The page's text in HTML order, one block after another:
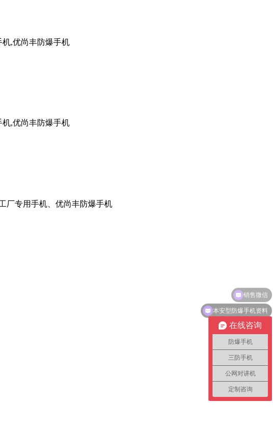
,优尚丰防爆手机
,优尚丰防爆手机
厂专用手机、优尚丰防爆手机
在线咨询
防爆手机
三防手机
公网对讲机
定制咨询
本安型防爆手机资料